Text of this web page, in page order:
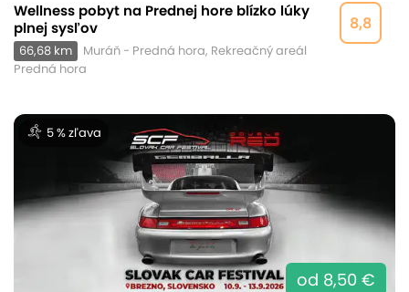
8,8
Wellness pobyt na Prednej hore blízko lúky
plnej sysľov
66,68 km
Muráň - Predná hora, Rekreačný areál
Predná hora
5 % zľava
od 8,50 €